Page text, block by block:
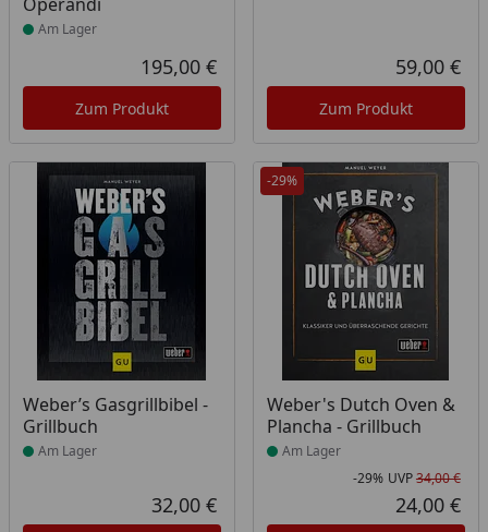
Am Lager
Aktueller Preis
195,00 €
Zum Produkt
59,00 €
Zum Produkt
Weber’s Gasgrillbibel -
Grillbuch
Produkt am Lager
Am Lager
Aktueller Preis
32,00 €
-29%
Weber's Dutch Oven &
Plancha - Grillbuch
Produkt am Lager
Am Lager
-29% UVP34,00 €
24,00 €